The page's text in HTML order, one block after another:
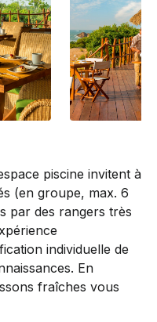
piscine invitent à
(en groupe, max. 6
par des rangers très
individuelle de
En
fraîches vous